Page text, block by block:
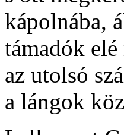
kápolnába,
támadók
az utolsó
a lángok